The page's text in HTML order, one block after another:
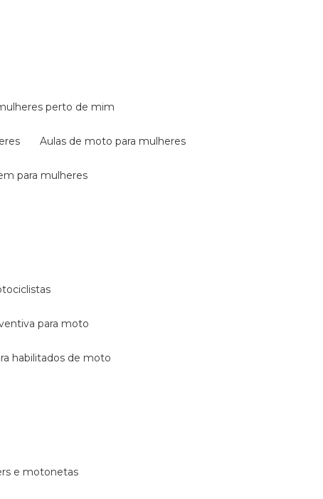
perto de mim
aulas de moto para mulheres
para mulheres
para moto
habilitados de moto
e motonetas